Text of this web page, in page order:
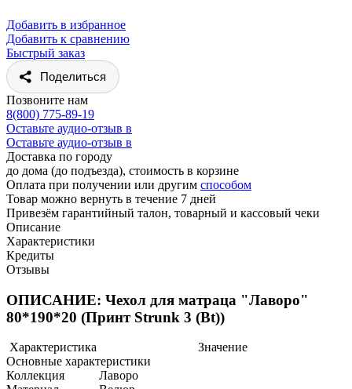
Добавить в избранное
Добавить к сравнению
Быстрый заказ
Поделиться
Позвоните нам
8(800) 775-89-19
Оставьте аудио-отзыв в
Оставьте аудио-отзыв в
Доставка по городу
до дома (до подъезда), стоимость в корзине
Оплата при получении или другим способом
Товар можно вернуть в течение 7 дней
Привезём гарантийный талон, товарный и кассовый чеки
Описание
Характеристики
Кредиты
Отзывы
ОПИСАНИЕ: Чехол для матраца "Лаворо"
80*190*20 (Принт Strunk 3 (Bt))
Характеристика
Значение
Основные характеристики
Коллекция
Лаворо